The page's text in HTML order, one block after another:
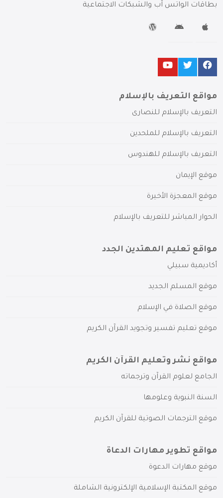
بطاقات الواتس آب والشبكات الاجتماعية
مواقع التعريف بالإسلام
التعريف بالإسلام للنصارى
التعريف بالإسلام للملحدين
التعريف بالإسلام للهندوس
موقع الإيمان
موقع المعجزة الأخيرة
الحوار المباشر للتعريف بالإسلام
مواقع تعليم المهتدين الجدد
أكاديمية سبيلي
موقع المسلم الجديد
موقع الصلاة في الإسلام
موقع تعليم تفسير وتجويد القرآن الكريم
مواقع نشر وتعليم القرآن الكريم
الجامع لعلوم القرآن وترجماته
السنة النبوية وعلومها
موقع الترجمات الصوتية للقرآن الكريم
مواقع تطوير مهارات الدعاة
موقع مهارات الدعوة
موقع المكتبة الإسلامية الإلكترونية الشاملة